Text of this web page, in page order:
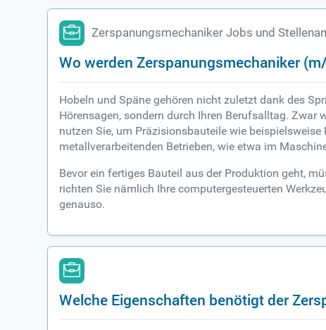
Zerspanungsmechaniker Jobs und
Wo werden Zerspanungsmechaniker
Hobeln und Späne gehören nicht zuletzt dank des
Hörensagen, sondern durch Ihren Berufsalltag. Zwar
nutzen Sie, um Präzisionsbauteile wie
metallverarbeitenden Betrieben, wie etwa im
Bevor ein fertiges Bauteil aus der Produktion geht,
richten Sie nämlich Ihre computergesteuerten
genauso.
Welche Eigenschaften benötigt der